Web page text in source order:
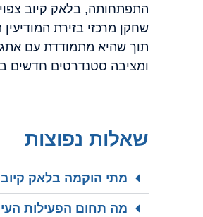
התפתחותה, בלאק קיוב
שחקן מרכזי בזירת
תוך שהיא מתמודדת עם
ומציבה סטנדרטים חדשים
שאלות נפוצות
מתי הוקמה בלאק קיוב
מה תחום הפעילות